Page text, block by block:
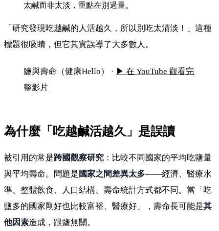
太鹹而非太淡，重點在別過量。
「研究發現吃越鹹的人活越久，所以別吃太清淡！」這種
標題很吸睛，但它其實誤導了大多數人。
「吃越鹹活越久」？別被研究標題誤導
鹽與壽命（健康Hello） · ▶ 在 YouTube 觀看完
整影片
為什麼「吃越鹹活越久」是誤讀
被引用的常是跨國觀察研究 ：比較不同國家的平均吃鹽量
與平均壽命。問題是 國家之間差異太多——經濟、醫療水
準、整體飲食、人口結構、壽命統計方式都不同。當「吃
鹽多的國家剛好也比較富裕、醫療好」，壽命長可能是其
他因素造成，跟鹽無關。